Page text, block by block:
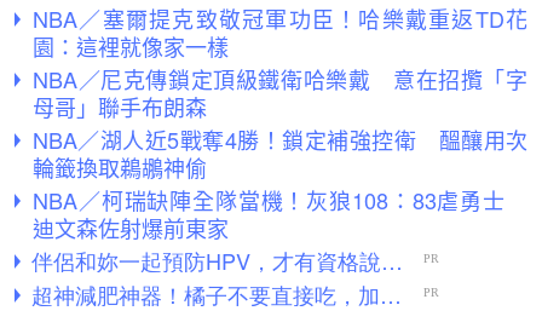
NBA／塞爾提克致敬冠軍功臣！哈樂戴重返TD花
園：這裡就像家一樣
NBA／尼克傳鎖定頂級鐵衛哈樂戴 意在招攬「字
母哥」聯手布朗森
NBA／湖人近5戰奪4勝！鎖定補強控衛 醞釀用次
輪籤換取鵜鶘神偷
NBA／柯瑞缺陣全隊當機！灰狼108：83虐勇士
迪文森佐射爆前東家